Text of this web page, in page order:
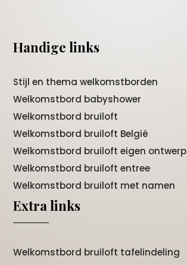
Handige links
Stijl en thema welkomstborden
Welkomstbord babyshower
Welkomstbord bruiloft
Welkomstbord bruiloft België
Welkomstbord bruiloft eigen ontwerp
Welkomstbord bruiloft entree
Welkomstbord bruiloft met namen
Extra links
Welkomstbord bruiloft tafelindeling